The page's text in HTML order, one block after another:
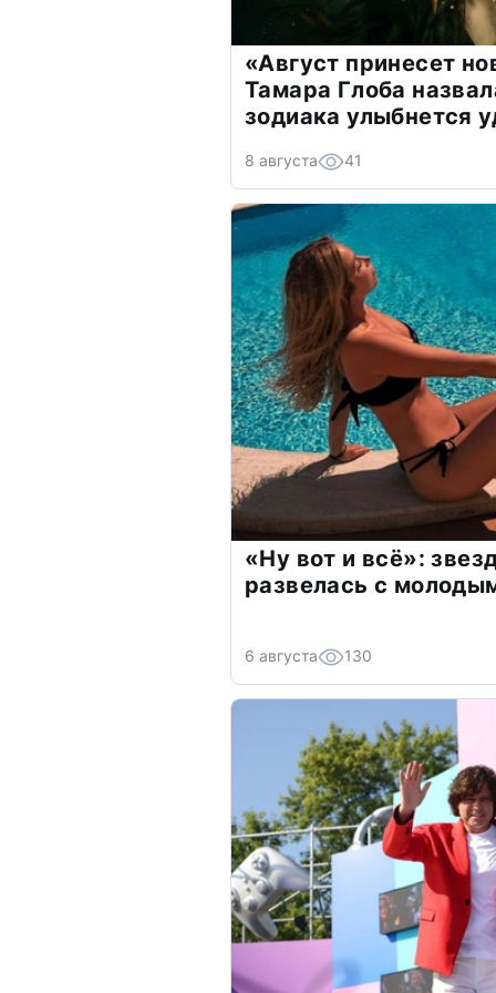
«Август принесет
Тамара Глоба
зодиака улыбнется
8 августа 41
«Ну вот и всё»:
развелась с
6 августа 130